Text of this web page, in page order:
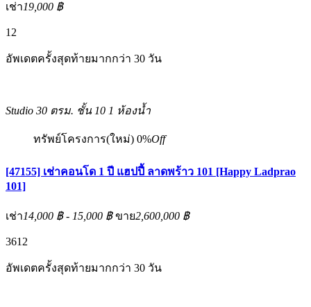
เช่า19,000 ฿
12
อัพเดตครั้งสุดท้ายมากกว่า 30 วัน
Studio 30 ตรม. ชั้น 10 1 ห้องน้ำ
ทรัพย์โครงการ(ใหม่) 0%Off
[47155] เช่าคอนโด 1 ปี แฮปปี้ ลาดพร้าว 101 [Happy Ladprao
101]
เช่า14,000 ฿ - 15,000 ฿ ขาย2,600,000 ฿
3612
อัพเดตครั้งสุดท้ายมากกว่า 30 วัน